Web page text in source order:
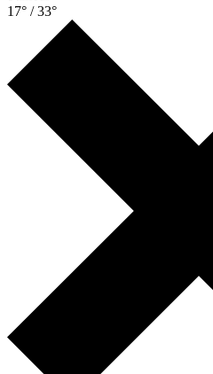
17° / 33°